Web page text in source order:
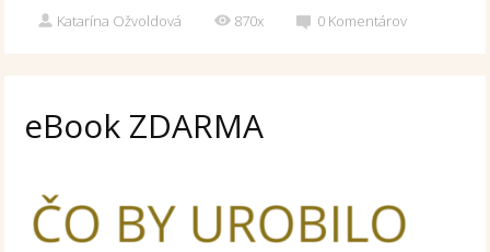
Katarína Ožvoldová 870x 0 Komentárov
eBook ZDARMA